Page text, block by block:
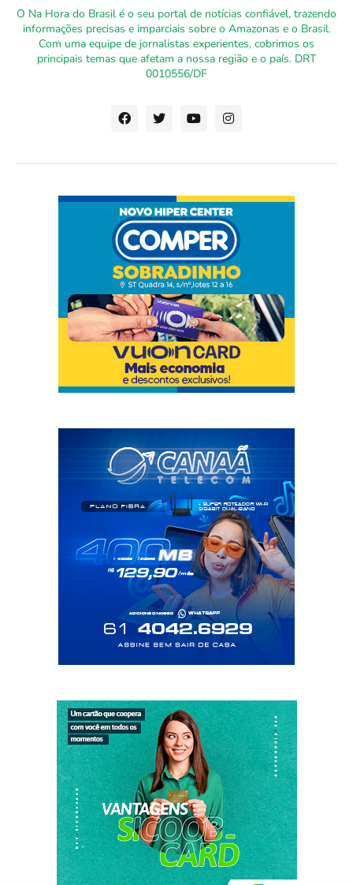
O Na Hora do Brasil é o seu portal de notícias confiável, trazendo
informações precisas e imparciais sobre o Amazonas e o Brasil.
Com uma equipe de jornalistas experientes, cobrimos os
principais temas que afetam a nossa região e o país. DRT
0010556/DF